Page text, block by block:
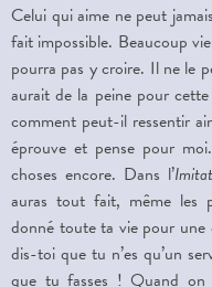
Celui qui aime ne peut
fait impossible. Beaucoup
pourra pas y croire. Il ne le
aurait de la peine pour
comment peut-il ressentir
éprouve et pense pour
choses encore. Dans l’
auras tout fait, même les
donné toute ta vie pour une
dis-toi que tu n’es qu’un
que tu fasses ! Quand on